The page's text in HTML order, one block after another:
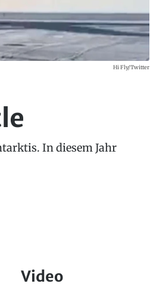
Hi Fly/Twitter
In diesem Jahr
Video